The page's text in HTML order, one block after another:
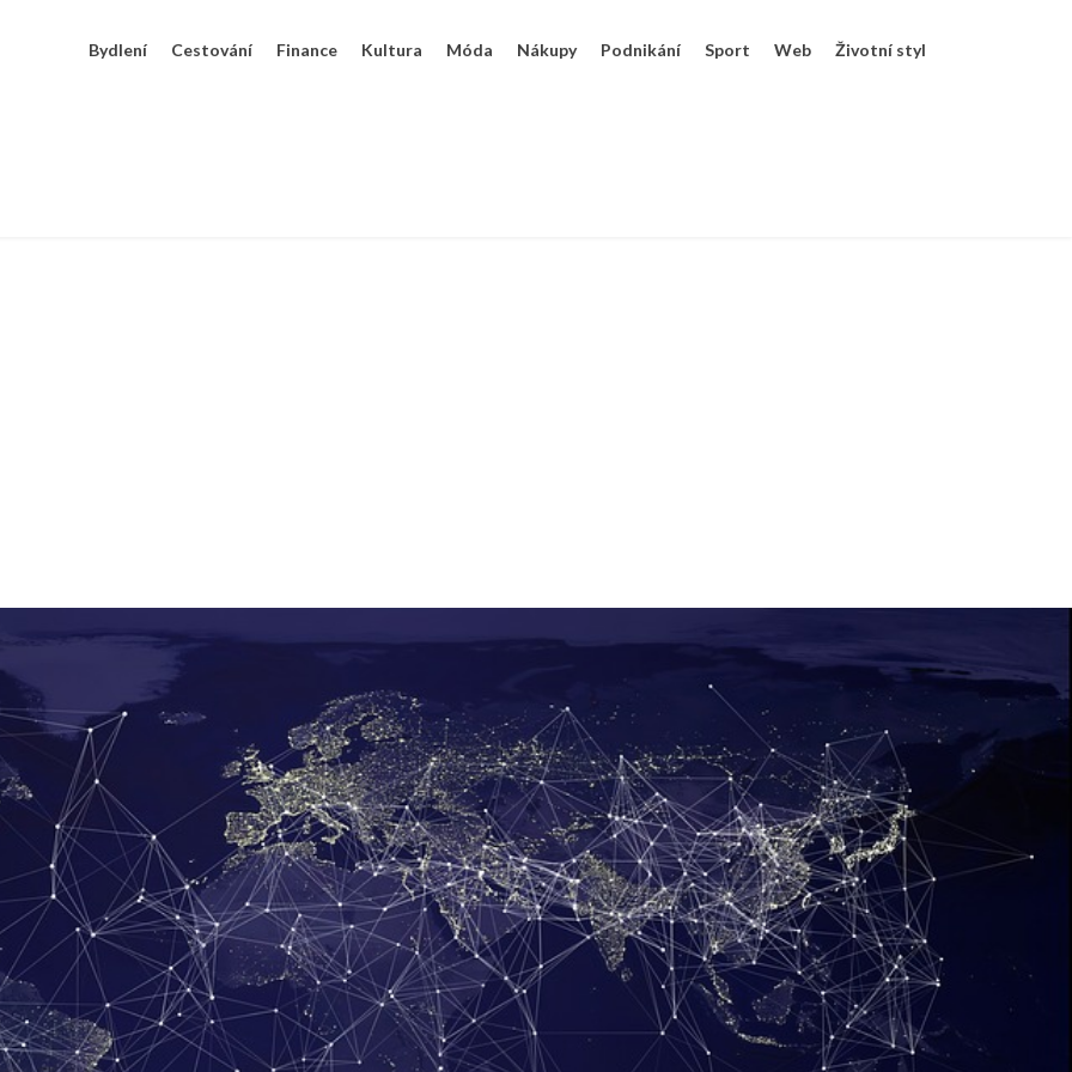
Bydlení Cestování Finance Kultura Móda Nákupy Podnikání Sport Web Životní styl